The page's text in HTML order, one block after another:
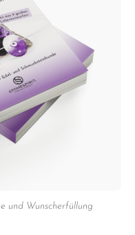
und Wunscherfüllung